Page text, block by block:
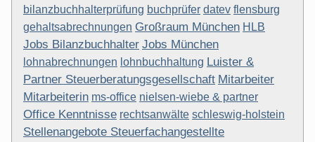
bilanzbuchhalterprüfung buchprüfer datev flensburg
gehaltsabrechnungen Großraum München HLB
Jobs Bilanzbuchhalter Jobs München
lohnabrechnungen lohnbuchhaltung Luister &
Partner Steuerberatungsgesellschaft Mitarbeiter
Mitarbeiterin ms-office nielsen-wiebe & partner
Office Kenntnisse rechtsanwälte schleswig-holstein
Stellenangebote Steuerfachangestellte